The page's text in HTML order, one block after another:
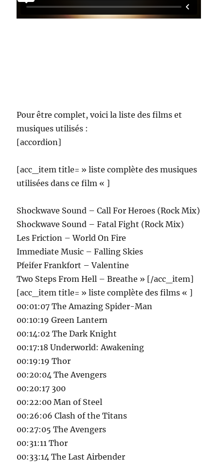
Pour être complet, voici la liste des films et
musiques utilisés :
[accordion]
[acc_item title= » liste complète des musiques
utilisées dans ce film « ]
Shockwave Sound – Call For Heroes (Rock Mix)
Shockwave Sound – Fatal Fight (Rock Mix)
Les Friction – World On Fire
Immediate Music – Falling Skies
Pfeifer Frankfort – Valentine
Two Steps From Hell – Breathe » [/acc_item]
[acc_item title= » liste complète des films « ]
00:01:07 The Amazing Spider-Man
00:10:19 Green Lantern
00:14:02 The Dark Knight
00:17:18 Underworld: Awakening
00:19:19 Thor
00:20:04 The Avengers
00:20:17 300
00:22:00 Man of Steel
00:26:06 Clash of the Titans
00:27:05 The Avengers
00:31:11 Thor
00:33:14 The Last Airbender